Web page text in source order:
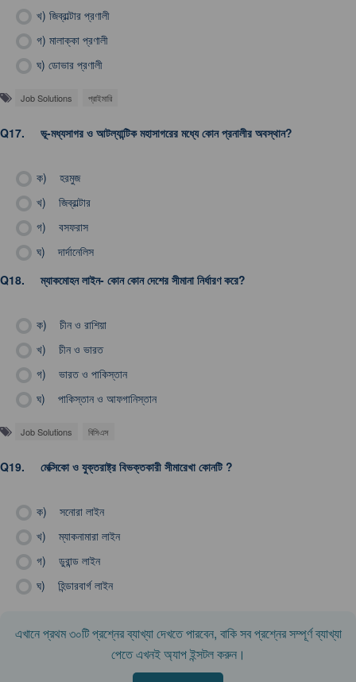
খ) জিব্রাল্টার প্রণালী
গ) মালাক্কা প্রণালী
ঘ) ডোভার প্রণালী
Job Solutions প্রাইমারি
Q17. ভূ-মধ্যসাগর ও আটল্যান্টিক মহাসাগরের মধ্যে কোন প্রনালীর অবস্থান?
ক)
হরমুজ
খ)
জিব্রাল্টার
গ)
বসফরাস
ঘ)
দার্দানেলিস
Q18.
ম্যাকমোহন লাইন- কোন কোন দেশের সীমানা নির্ধারণ করে?
ক)
চীন ও রাশিয়া
খ)
চীন ও ভারত
গ)
ভারত ও পাকিস্তান
ঘ)
পাকিস্তান ও আফগানিস্তান
Job Solutions বিসিএস
Q19. মেক্সিকো ও যুক্তরাষ্ট্র বিভক্তকারী সীমারেখা কোনটি ?
ক)
সনোরা লাইন
খ)
ম্যাকনামারা লাইন
গ)
ডুরান্ড লাইন
ঘ)
হিন্ডারবার্গ লাইন
এখানে প্রথম ৩০টি প্রশ্নের ব্যাখ্যা দেখতে পারবেন, বাকি সব প্রশ্নের সম্পূর্ণ ব্যাখ্যা
পেতে এখনই অ্যাপ ইন্সটল করুন।